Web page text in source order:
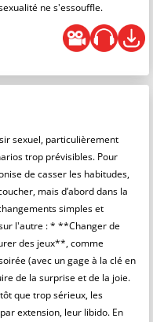
ne s'essouffle.
sexuel, particulièrement
trop prévisibles. Pour
de casser les habitudes,
mais d’abord dans la
simples et
l'autre : * **Changer de
des jeux**, comme
(avec un gage à la clé en
de la surprise et de la joie.
que trop sérieux, les
extension, leur libido. En